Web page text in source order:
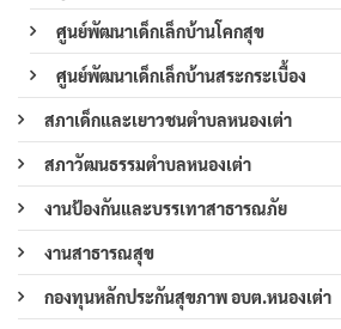
ศูนย์พัฒนาเด็กเล็กบ้านโคกสุข
ศูนย์พัฒนาเด็กเล็กบ้านสระกระเบื้อง
สภาเด็กและเยาวชนตำบลหนองเต่า
สภาวัฒนธรรมตำบลหนองเต่า
งานป้องกันและบรรเทาสาธารณภัย
งานสาธารณสุข
กองทุนหลักประกันสุขภาพ อบต.หนองเต่า